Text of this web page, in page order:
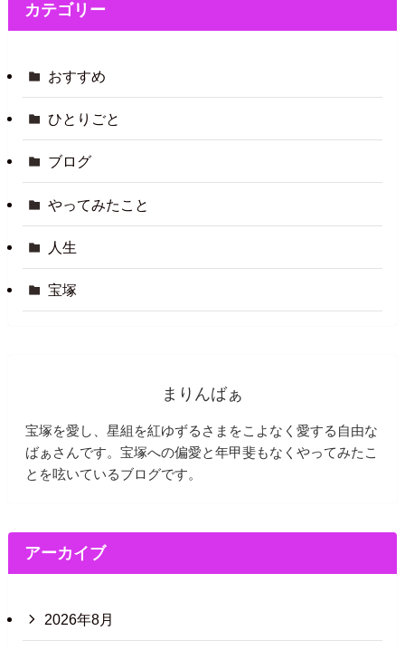
カテゴリー
おすすめ
ひとりごと
ブログ
やってみたこと
人生
宝塚
まりんばぁ
宝塚を愛し、星組を紅ゆずるさまをこよなく愛する自由な
ばぁさんです。宝塚への偏愛と年甲斐もなくやってみたこ
とを呟いているブログです。
アーカイブ
2026年8月